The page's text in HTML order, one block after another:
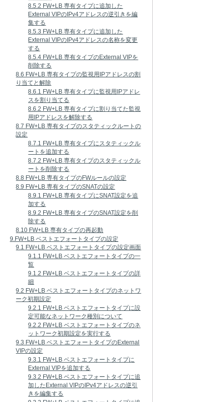
8.5.2 FW+LB 専有タイプに追加した
External VIPのIPv4アドレスの逆引きを編
集する
8.5.3 FW+LB 専有タイプに追加した
External VIPのIPv4アドレスの名称を変更
する
8.5.4 FW+LB 専有タイプのExternal VIPを
削除する
8.6 FW+LB 専有タイプの監視用IPアドレスの割
り当てと解除
8.6.1 FW+LB 専有タイプに監視用IPアドレ
スを割り当てる
8.6.2 FW+LB 専有タイプに割り当てた監視
用IPアドレスを解除する
8.7 FW+LB 専有タイプのスタティックルートの
設定
8.7.1 FW+LB 専有タイプにスタティックル
ートを追加する
8.7.2 FW+LB 専有タイプのスタティックル
ートを削除する
8.8 FW+LB 専有タイプのFWルールの設定
8.9 FW+LB 専有タイプのSNATの設定
8.9.1 FW+LB 専有タイプにSNAT設定を追
加する
8.9.2 FW+LB 専有タイプのSNAT設定を削
除する
8.10 FW+LB 専有タイプの再起動
9.FW+LB ベストエフォートタイプの設定
9.1 FW+LB ベストエフォートタイプの設定画面
9.1.1 FW+LB ベストエフォートタイプの一
覧
9.1.2 FW+LB ベストエフォートタイプの詳
細
9.2 FW+LB ベストエフォートタイプのネットワ
ーク初期設定
9.2.1 FW+LB ベストエフォートタイプに設
定可能なネットワーク種別について
9.2.2 FW+LB ベストエフォートタイプのネ
ットワーク初期設定を実行する
9.3 FW+LB ベストエフォートタイプのExternal
VIPの設定
9.3.1 FW+LB ベストエフォートタイプに
External VIPを追加する
9.3.2 FW+LB ベストエフォートタイプに追
加したExternal VIPのIPv4アドレスの逆引
きを編集する